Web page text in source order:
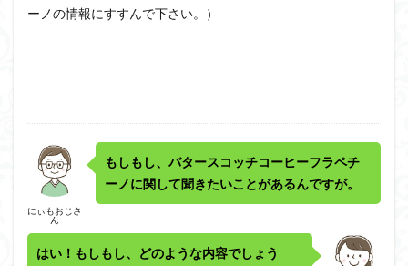
ーノの情報にすすんで下さい。）
にぃもおじさ
ん
もしもし、バタースコッチコーヒーフラペチ
ーノに関して聞きたいことがあるんですが。
はい！もしもし、どのような内容でしょう